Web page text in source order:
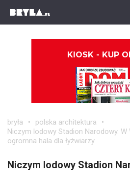
KIOSK - KUP
bryła
polska architektura
Niczym lodowy Stadion Narodowy.
ogromna hala dla łyżwiarzy
Niczym lodowy Stadion